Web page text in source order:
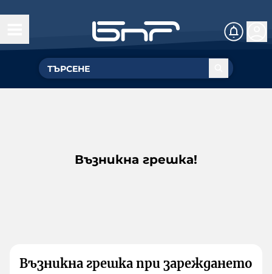
Възникна грешка!
Възникна грешка при зареждането